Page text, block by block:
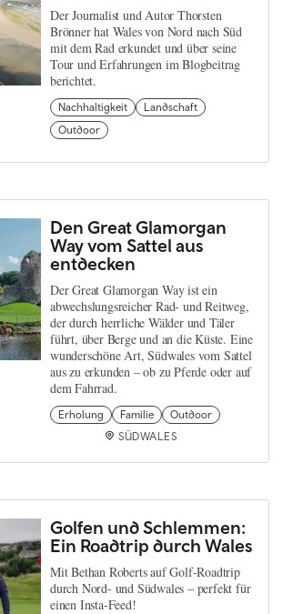
Der Journalist und Autor Thorsten
Brönner hat Wales von Nord nach Süd
mit dem Rad erkundet und über seine
Tour und Erfahrungen im Blogbeitrag
berichtet.
Nachhaltigkeit
Landschaft
Outdoor
Den Great Glamorgan
Way vom Sattel aus
entdecken
Der Great Glamorgan Way ist ein
abwechslungsreicher Rad- und Reitweg,
der durch herrliche Wälder und Täler
führt, über Berge und an die Küste. Eine
wunderschöne Art, Südwales vom Sattel
aus zu erkunden – ob zu Pferde oder auf
dem Fahrrad.
Erholung Familie
Outdoor
SÜDWALES
Golfen und Schlemmen:
Ein Roadtrip durch Wales
Mit Bethan Roberts auf Golf-Roadtrip
durch Nord- und Südwales – perfekt für
einen Insta-Feed!